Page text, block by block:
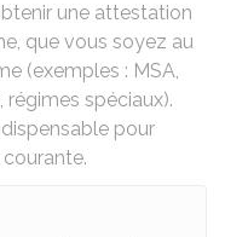
une attestation
que vous soyez au
(exemples : MSA,
spéciaux).
pour